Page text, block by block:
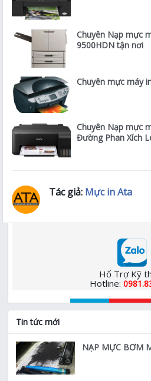
Chuyên Nạp mực
9500HDN tận nơi
Chuyên mực máy
Chuyên Nạp mực
Đường Phan Xích
Tác giả: Mực in Ata
Hổ Trợ Kỹ
Hotline:
Tin tức mới
NẠP MỰC BƠM